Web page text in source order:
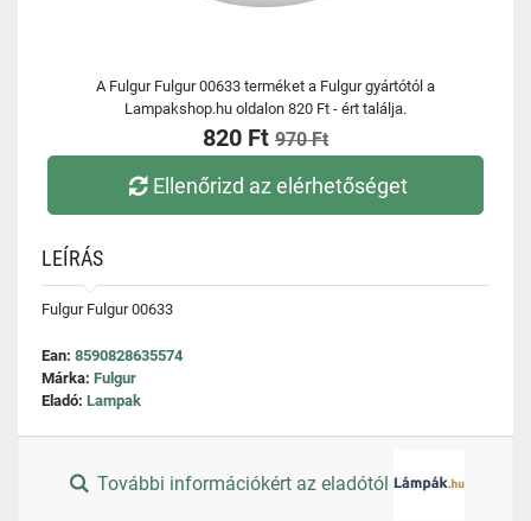
A Fulgur Fulgur 00633 terméket a Fulgur gyártótól a
Lampakshop.hu oldalon 820 Ft - ért találja.
820 Ft 970 Ft
Ellenőrizd az elérhetőséget
LEÍRÁS
Fulgur Fulgur 00633
Ean: 8590828635574
Márka: Fulgur
Eladó: Lampak
További információkért az eladótól